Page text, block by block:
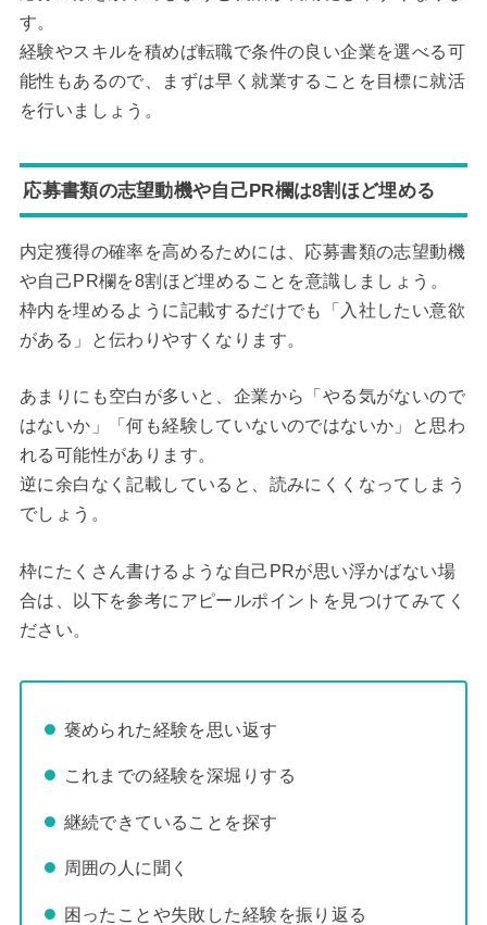
す。
経験やスキルを積めば転職で条件の良い企業を選べる可
能性もあるので、まずは早く就業することを目標に就活
を行いましょう。
応募書類の志望動機や自己PR欄は8割ほど埋める
内定獲得の確率を高めるためには、応募書類の志望動機
や自己PR欄を8割ほど埋めることを意識しましょう。
枠内を埋めるように記載するだけでも「入社したい意欲
がある」と伝わりやすくなります。
あまりにも空白が多いと、企業から「やる気がないので
はないか」「何も経験していないのではないか」と思わ
れる可能性があります。
逆に余白なく記載していると、読みにくくなってしまう
でしょう。
枠にたくさん書けるような自己PRが思い浮かばない場
合は、以下を参考にアピールポイントを見つけてみてく
ださい。
褒められた経験を思い返す
これまでの経験を深堀りする
継続できていることを探す
周囲の人に聞く
困ったことや失敗した経験を振り返る